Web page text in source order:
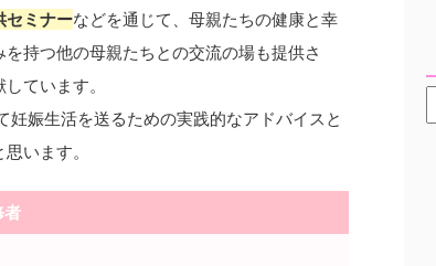
セミナーなどを通じて、母親たちの健康と幸
持つ他の母親たちとの交流の場も提供さ
ています。
娠生活を送るための実践的なアドバイスと
います。
者